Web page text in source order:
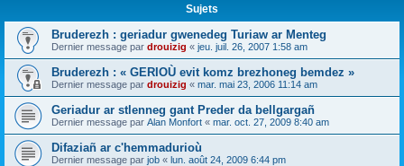
Sujets
Bruderezh : geriadur gwenedeg Turiaw ar Menteg
Dernier message par drouizig « jeu. juil. 26, 2007 1:58 am
Bruderezh : « GERIOÙ evit komz brezhoneg bemdez »
Dernier message par drouizig « mar. mai 23, 2006 11:14 am
Geriadur ar stlenneg gant Preder da bellgargañ
Dernier message par Alan Monfort « mar. oct. 27, 2009 8:40 am
Difaziañ ar c'hemmadurioù
Dernier message par job « lun. août 24, 2009 6:44 pm